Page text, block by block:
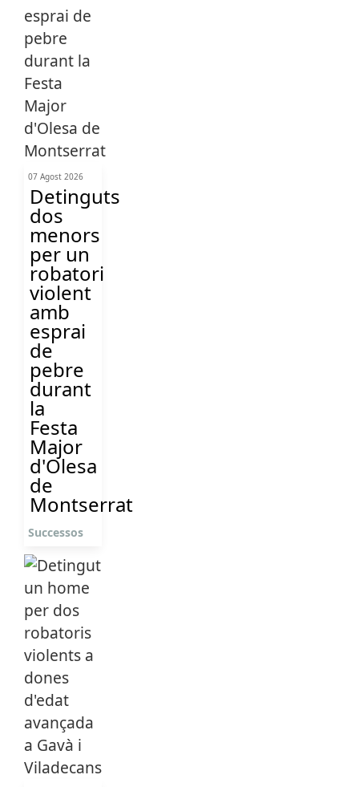
07 Agost 2026
Detinguts
dos
menors
per un
robatori
violent
amb
esprai
de
pebre
durant
la
Festa
Major
d'Olesa
de
Montserrat
Successos